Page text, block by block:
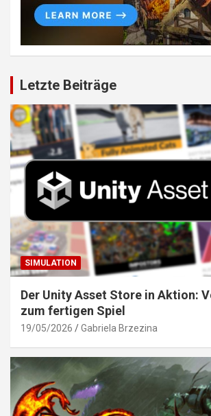
Letzte Beiträge
SIMULATION
Der Unity Asset Store in Aktion:
zum fertigen Spiel
19/05/2026 Gabriela Brzezina